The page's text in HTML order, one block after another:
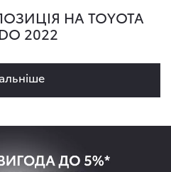
НА TOYOTA
2022